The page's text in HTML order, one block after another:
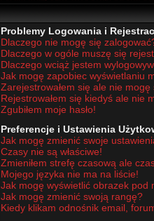
Problemy Logowania i
Dlaczego nie mogę się
Dlaczego w ogóle muszę się
Dlaczego wciąż jestem
Jak mogę zapobiec wyświetlaniu
Zarejestrowałem się ale nie mogę
Rejestrowałem się kiedyś ale nie
Zgubiłem moje hasło!
Preferencje i Ustawienia
Jak mogę zmienić swoje
Czasy nie są właściwe!
Zmieniłem strefę czasową ale
Mojego języka nie ma na liście!
Jak mogę wyświetlić obrazek pod
Jak mogę zmienić swoją rangę?
Kiedy klikam odnośnik email,